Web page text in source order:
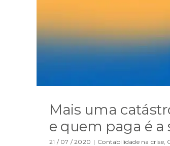
Mais uma
e quem paga é a
21 / 07 / 2020 | Contabilidade na crise,